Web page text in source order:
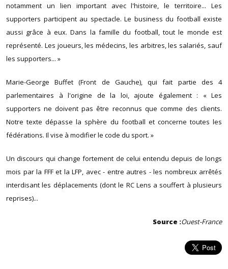
notamment un lien important avec l'histoire, le territoire... Les
supporters participent au spectacle. Le business du football existe
aussi grâce à eux. Dans la famille du football, tout le monde est
représenté. Les joueurs, les médecins, les arbitres, les salariés, sauf
les supporters... »
Marie-George Buffet (Front de Gauche), qui fait partie des 4
parlementaires à l'origine de la loi, ajoute également : « Les
supporters ne doivent pas être reconnus que comme des clients.
Notre texte dépasse la sphère du football et concerne toutes les
fédérations. Il vise à modifier le code du sport. »
Un discours qui change fortement de celui entendu depuis de longs
mois par la FFF et la LFP, avec - entre autres - les nombreux arrêtés
interdisant les déplacements (dont le RC Lens a souffert à plusieurs
reprises)...
Source :Ouest-France